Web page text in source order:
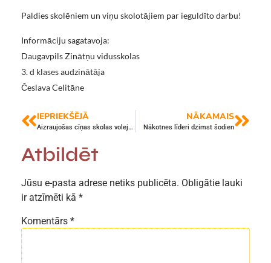
Paldies skolēniem un viņu skolotājiem par ieguldīto darbu!
Informāciju sagatavoja:
Daugavpils Zinātņu vidusskolas
3. d klases audzinātāja
Česlava Celitāne
IEPRIEKŠĒJĀ
Aizraujošas cīņas skolas volejbola turnīrā
NĀKAMAIS
Nākotnes līderi dzimst šodien
Atbildēt
Jūsu e-pasta adrese netiks publicēta. Obligātie lauki
ir atzīmēti kā *
Komentārs *